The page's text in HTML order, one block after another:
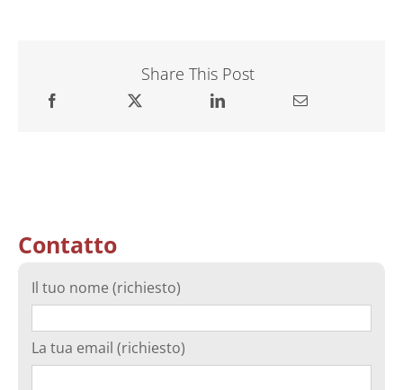
Share This Post
Contatto
Il tuo nome (richiesto)
La tua email (richiesto)